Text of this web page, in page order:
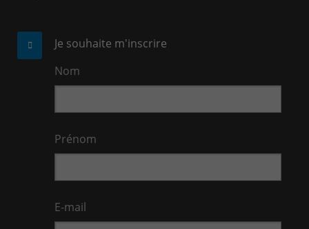
Je souhaite m'inscrire
Nom
Prénom
E-mail